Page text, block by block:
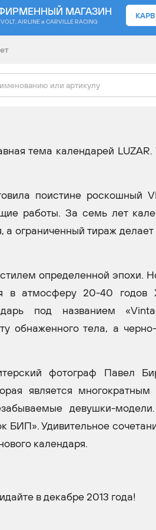
МАГАЗИН
AIRLINE и CARVILLE RACING
2014
тема календарей LUZAR.
поистине роскошный
работы. За семь лет
а ограниченный тираж
определенной эпохи.
в атмосферу 20-40 годов
под названием
обнаженного тела, а
фотограф Павел
является многократным
девушки-
БИП». Удивительное
календаря.
в декабре 2013 года!